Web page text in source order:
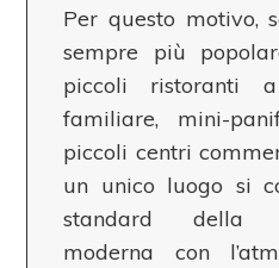
Per questo motivo,
sempre più
piccoli ristoranti a
familiare, mini-
piccoli centri
un unico luogo si
standard della
moderna con